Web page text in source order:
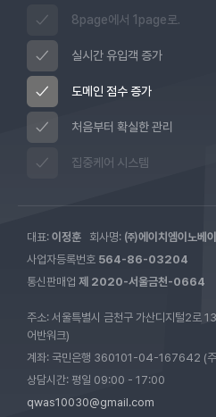
8page에서 1page로.
실시간 유입객 증가
도메인 점수 증가
처음부터 확실한 관리
집중케어 시스템
대표: 이정훈 회사명: ㈜에이치엠이노베
사업자등록번호 564-86-03204
통신판매업 제 2020-서울금천-0664
주소: 서울특별시 금천구 가산디지털2로
어반워크)
계좌: 국민은행 360101-04-167642 (주
상담시간: 평일 09:00 - 17:00
qwas10030@gmail.com